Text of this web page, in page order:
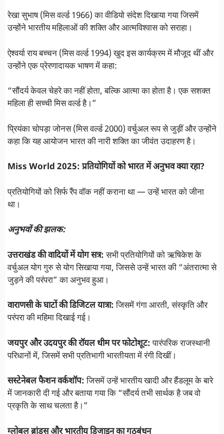
रेखा सुभाष (मिस वर्ल्ड 1966) का वीडियो संदेश दिखाया गया जिसमें
उन्होंने भारतीय महिलाओं की शक्ति और आत्मविश्वास को सराहा।
ऐश्वर्या राय बच्चन (मिस वर्ल्ड 1994) खुद इस कार्यक्रम में मौजूद थीं और
उन्होंने एक प्रेरणादायक भाषण में कहा:
“सौंदर्य केवल चेहरे का नहीं होता, बल्कि आत्मा का होता है। एक सशक्त
महिला ही सच्ची मिस वर्ल्ड है।”
प्रियंका चोपड़ा जोनस (मिस वर्ल्ड 2000) वर्चुअल रूप से जुड़ीं और उन्होंने
कहा कि यह आयोजन भारत की नारी शक्ति का जीवंत उदाहरण है।
Miss World 2025: प्रतियोगियों को भारत में अनुभव क्या रहा?
प्रतियोगियों को सिर्फ रैंप वॉक नहीं कराना था — उन्हें भारत को जीना
था।
अनुभवों की झलक:
उत्तराखंड की वादियों में योग सत्र:सभी प्रतियोगियों को ऋषिकेश के
वर्चुअल योग गुरु से योग सिखाया गया, जिससे उन्हें भारत की “अंतरात्मा से
जुड़ने की परंपरा” का अनुभव हुआ।
वाराणसी के घाटों की डिजिटल यात्रा:जिसमें गंगा आरती, संस्कृति और
परंपरा की महिमा दिखाई गई।
जयपुर और उदयपुर की रॉयल थीम पर फोटोशूट:पारंपरिक राजस्थानी
परिधानों में, जिसमें सभी प्रतिभागी भारतीयता में रंगी दिखीं।
सस्टेनेबल फैशन वर्कशॉप:जिसमें उन्हें भारतीय खादी और हैंडलूम के बारे
में जानकारी दी गई और बताया गया कि “सौंदर्य तभी सार्थक है जब वो
प्रकृति के साथ चलता है।”